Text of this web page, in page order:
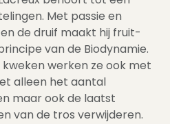
Met passie en
de druif maakt hij fruit-
van de Biodynamie.
werken ze ook met
alleen het aantal
maar ook de laatst
van de tros verwijderen.